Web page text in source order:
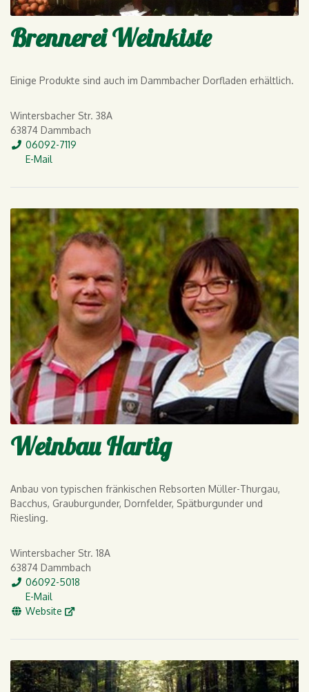
Brennerei Weinkiste
Einige Produkte sind auch im Dammbacher Dorfladen erhältlich.
Wintersbacher Str. 38A
63874 Dammbach
Tel.
06092-7119
E-Mail
E-Mail
Weinbau Hartig
Anbau von typischen fränkischen Rebsorten Müller-Thurgau,
Bacchus, Grauburgunder, Dornfelder, Spätburgunder und
Riesling.
Wintersbacher Str. 18A
63874 Dammbach
Tel.
06092-5018
E-Mail
E-Mail
WWW
Website